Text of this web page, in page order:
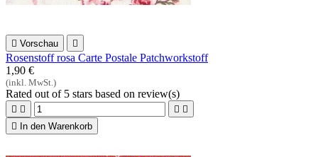
 Vorschau 
Rosenstoff rosa Carte Postale Patchworkstoff
1,90 €
(inkl. MwSt.)
Rated out of 5 stars based on review(s)
   

In den Warenkorb